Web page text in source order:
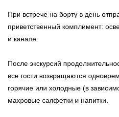
При встрече на борту в день
приветственный комплимент:
и канапе.
После экскурсий
все гости возвращаются
горячие или холодные (в
махровые салфетки и напитки.